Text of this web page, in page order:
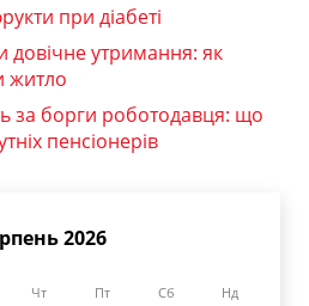
при діабеті
довічне утримання: як
житло
за борги роботодавця: що
пенсіонерів
2026
Чт Пт Сб Нд